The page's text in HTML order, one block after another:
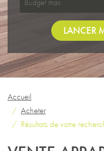
LANCER
Accueil
Acheter
Résultats de votre